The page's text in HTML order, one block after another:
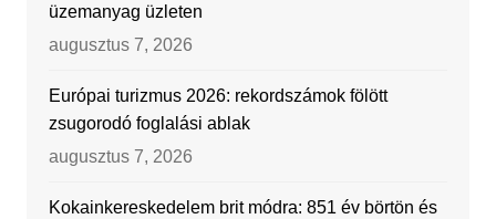
üzemanyag üzleten
augusztus 7, 2026
Európai turizmus 2026: rekordszámok fölött
zsugorodó foglalási ablak
augusztus 7, 2026
Kokainkereskedelem brit módra: 851 év börtön és